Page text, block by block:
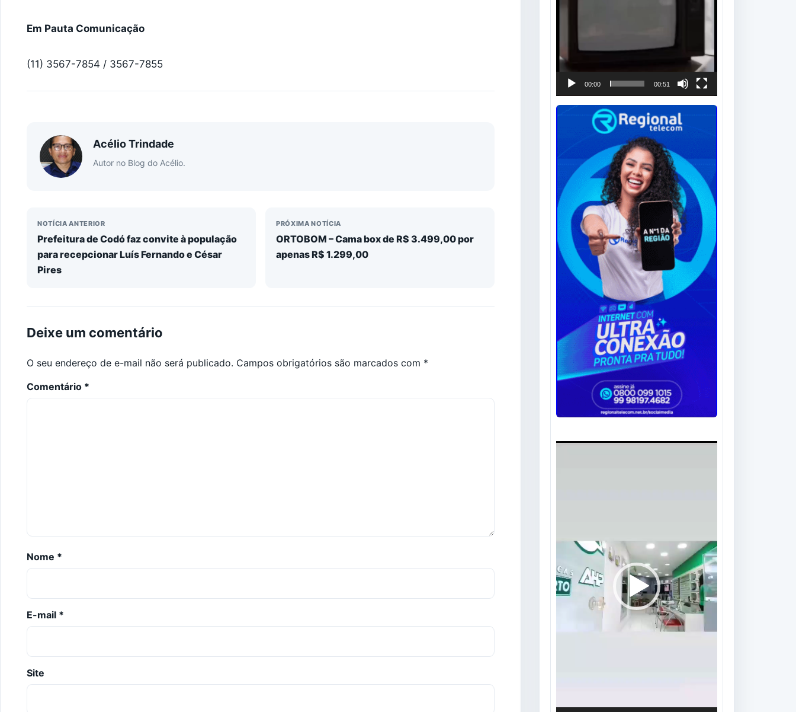
Em Pauta Comunicação
(11) 3567-7854 / 3567-7855
Acélio Trindade
Autor no Blog do Acélio.
NOTÍCIA ANTERIOR
Prefeitura de Codó faz convite à população
para recepcionar Luís Fernando e César
Pires
PRÓXIMA NOTÍCIA
ORTOBOM – Cama box de R$ 3.499,00 por
apenas R$ 1.299,00
Deixe um comentário
O seu endereço de e-mail não será publicado. Campos obrigatórios são marcados com *
Comentário *
Nome *
E-mail *
Site
00:00 00:51